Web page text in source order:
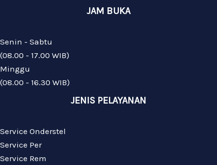
JAM BUKA
Senin - Sabtu
(08.00 - 17.00 WIB)
Minggu
(08.00 - 16.30 WIB)
JENIS PELAYANAN
Service Onderstel
Service Per
Service Rem